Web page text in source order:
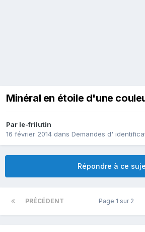
Minéral en étoile d'une
Par le-frilutin
16 février 2014 dans Demandes d'
Répondre à ce
PRÉCÉDENT Page 1 sur 2